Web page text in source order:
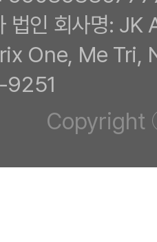
법인 회사명:
One, Me Tri,
Copyright